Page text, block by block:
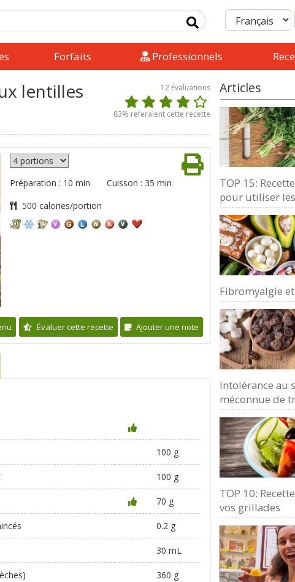
Forfaits Professionnels
lentilles 12 Évaluations
83% referaient cette recette
Préparation : 10 min
Cuisson : 35 min
500 calories/portion
Évaluer cette recette Ajouter une note
100 g
100 g
70 g
0.2 g
30 mL
360 g
Articles
TOP 15:
pour utiliser
Fibromyalgie
Intolérance au
méconnue de
TOP 10:
vos grillades